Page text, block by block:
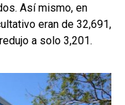
Así mismo, en
eran de 32,691,
a solo 3,201.